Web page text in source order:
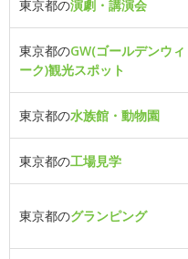
東京都の演劇・講演会
東京都のGW(ゴールデンウィ
ーク)観光スポット
東京都の水族館・動物園
東京都の工場見学
東京都のグランピング